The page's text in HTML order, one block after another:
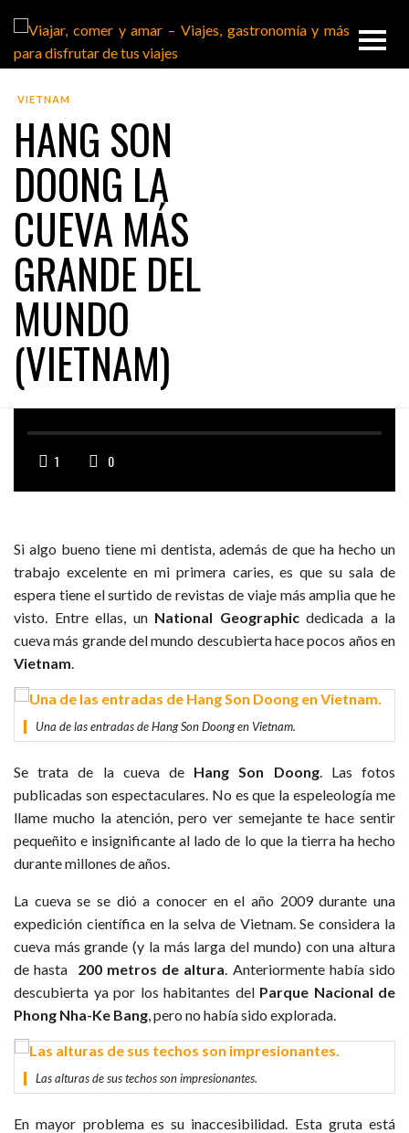
VIETNAM
HANG SON
DOONG LA
CUEVA MÁS
GRANDE DEL
MUNDO
(VIETNAM)
1 0
Si algo bueno tiene mi dentista, además de que ha hecho un
trabajo excelente en mi primera caries, es que su sala de
espera tiene el surtido de revistas de viaje más amplia que he
visto. Entre ellas, un National Geographicdedicada a la
cueva más grande del mundo descubierta hace pocos años en
Vietnam.
Una de las entradas de Hang Son Doong en Vietnam.
Se trata de la cueva de Hang Son Doong. Las fotos
publicadas son espectaculares. No es que la espeleología me
llame mucho la atención, pero ver semejante te hace sentir
pequeñito e insignificante al lado de lo que la tierra ha hecho
durante millones de años.
La cueva se se dió a conocer en el año 2009 durante una
expedición científica en la selva de Vietnam. Se considera la
cueva más grande (y la más larga del mundo) con una altura
de hasta 200 metros de altura. Anteriormente había sido
descubierta ya por los habitantes del Parque Nacional de
Phong Nha-Ke Bang, pero no había sido explorada.
Las alturas de sus techos son impresionantes.
En mayor problema es su inaccesibilidad. Esta gruta está